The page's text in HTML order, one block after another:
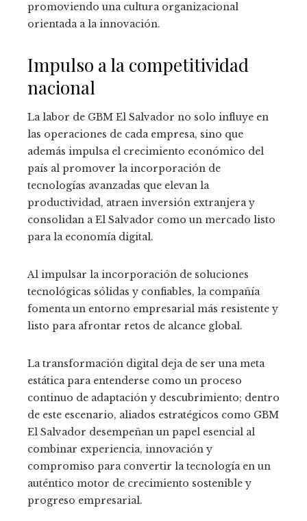
promoviendo una cultura organizacional
orientada a la innovación.
Impulso a la competitividad
nacional
La labor de GBM El Salvador no solo influye en
las operaciones de cada empresa, sino que
además impulsa el crecimiento económico del
país al promover la incorporación de
tecnologías avanzadas que elevan la
productividad, atraen inversión extranjera y
consolidan a El Salvador como un mercado listo
para la economía digital.
Al impulsar la incorporación de soluciones
tecnológicas sólidas y confiables, la compañía
fomenta un entorno empresarial más resistente y
listo para afrontar retos de alcance global.
La transformación digital deja de ser una meta
estática para entenderse como un proceso
continuo de adaptación y descubrimiento; dentro
de este escenario, aliados estratégicos como GBM
El Salvador desempeñan un papel esencial al
combinar experiencia, innovación y
compromiso para convertir la tecnología en un
auténtico motor de crecimiento sostenible y
progreso empresarial.